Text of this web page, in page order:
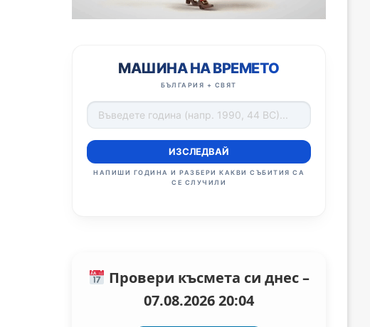
МАШИНА НА ВРЕМЕТО
БЪЛГАРИЯ + СВЯТ
ИЗСЛЕДВАЙ
НАПИШИ ГОДИНА И РАЗБЕРИ КАКВИ СЪБИТИЯ СА
СЕ СЛУЧИЛИ
Провери късмета си днес –
07.08.2026 20:04